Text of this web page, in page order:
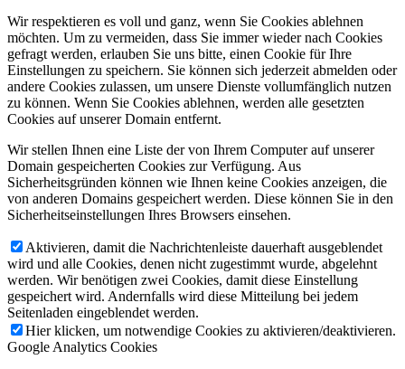
Wir respektieren es voll und ganz, wenn Sie Cookies ablehnen
möchten. Um zu vermeiden, dass Sie immer wieder nach Cookies
gefragt werden, erlauben Sie uns bitte, einen Cookie für Ihre
Einstellungen zu speichern. Sie können sich jederzeit abmelden oder
andere Cookies zulassen, um unsere Dienste vollumfänglich nutzen
zu können. Wenn Sie Cookies ablehnen, werden alle gesetzten
Cookies auf unserer Domain entfernt.
Wir stellen Ihnen eine Liste der von Ihrem Computer auf unserer
Domain gespeicherten Cookies zur Verfügung. Aus
Sicherheitsgründen können wie Ihnen keine Cookies anzeigen, die
von anderen Domains gespeichert werden. Diese können Sie in den
Sicherheitseinstellungen Ihres Browsers einsehen.
Aktivieren, damit die Nachrichtenleiste dauerhaft ausgeblendet
wird und alle Cookies, denen nicht zugestimmt wurde, abgelehnt
werden. Wir benötigen zwei Cookies, damit diese Einstellung
gespeichert wird. Andernfalls wird diese Mitteilung bei jedem
Seitenladen eingeblendet werden.
Hier klicken, um notwendige Cookies zu aktivieren/deaktivieren.
Google Analytics Cookies